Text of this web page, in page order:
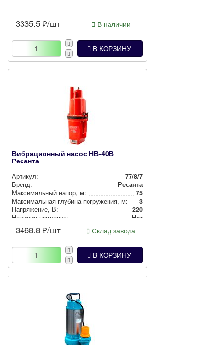
3335.5 ₽/шт В наличии
В КОРЗИНУ
Вибрационный насос НВ-40В
Ресанта
Артикул:
77/8/7
Бренд:
Ресанта
Мак­си­маль­ный напор, м:
75
Мак­си­маль­ная глубина пог­ру­же­ния, м:
3
Нап­ря­же­ние, В:
220
Наличие поплавка:
Нет
3468.8 ₽/шт Склад завода
В КОРЗИНУ